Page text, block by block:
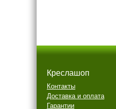
Креслашоп
Контакты
Доставка и оплата
Гарантии